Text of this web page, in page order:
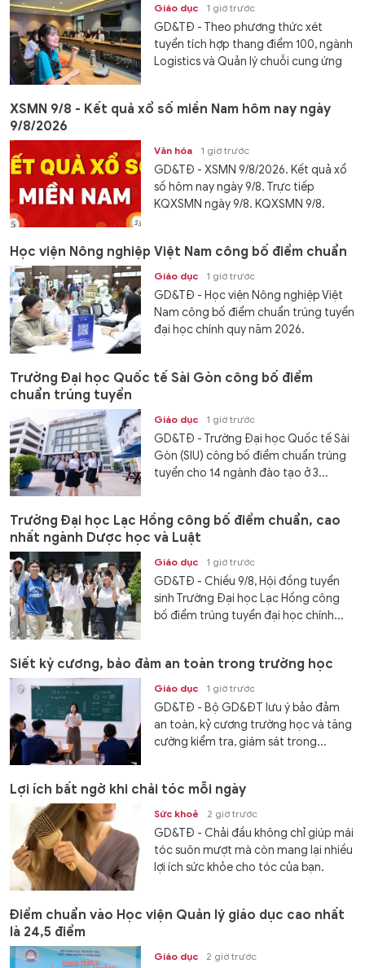
Giáo dục 1 giờ trước
GD&TĐ - Theo phương thức xét
tuyển tích hợp thang điểm 100, ngành
Logistics và Quản lý chuỗi cung ứng
XSMN 9/8 - Kết quả xổ số miền Nam hôm nay ngày
9/8/2026
Văn hóa 1 giờ trước
GD&TĐ - XSMN 9/8/2026. Kết quả xổ
số hôm nay ngày 9/8. Trực tiếp
KQXSMN ngày 9/8. KQXSMN 9/8.
Học viện Nông nghiệp Việt Nam công bố điểm chuẩn
Giáo dục 1 giờ trước
GD&TĐ - Học viện Nông nghiệp Việt
Nam công bố điểm chuẩn trúng tuyển
đại học chính quy năm 2026.
Trường Đại học Quốc tế Sài Gòn công bố điểm
chuẩn trúng tuyển
Giáo dục 1 giờ trước
GD&TĐ - Trường Đại học Quốc tế Sài
Gòn (SIU) công bố điểm chuẩn trúng
tuyển cho 14 ngành đào tạo ở 3...
Trường Đại học Lạc Hồng công bố điểm chuẩn, cao
nhất ngành Dược học và Luật
Giáo dục 1 giờ trước
GD&TĐ - Chiều 9/8, Hội đồng tuyển
sinh Trường Đại học Lạc Hồng công
bố điểm trúng tuyển đại học chính...
Siết kỷ cương, bảo đảm an toàn trong trường học
Giáo dục 1 giờ trước
GD&TĐ - Bộ GD&ĐT lưu ý bảo đảm
an toàn, kỷ cương trường học và tăng
cường kiểm tra, giám sát trong...
Lợi ích bất ngờ khi chải tóc mỗi ngày
Sức khoẻ 2 giờ trước
GD&TĐ - Chải đầu không chỉ giúp mái
tóc suôn mượt mà còn mang lại nhiều
lợi ích sức khỏe cho tóc của bạn.
Điểm chuẩn vào Học viện Quản lý giáo dục cao nhất
là 24,5 điểm
Giáo dục 2 giờ trước